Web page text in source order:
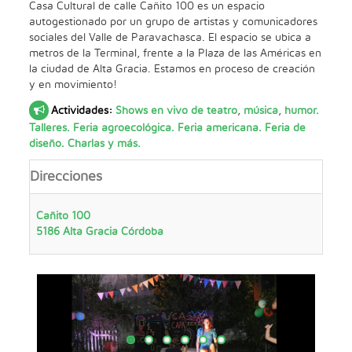
Casa Cultural de calle Cañito 100 es un espacio
autogestionado por un grupo de artistas y comunicadores
sociales del Valle de Paravachasca. El espacio se ubica a
metros de la Terminal, frente a la Plaza de las Américas en
la ciudad de Alta Gracia. Estamos en proceso de creación
y en movimiento!
Actividades: Shows en vivo de teatro, música, humor.
Talleres. Feria agroecológica. Feria americana. Feria de
diseño. Charlas y más.
Direcciones
Cañito 100
5186 Alta Gracia Córdoba